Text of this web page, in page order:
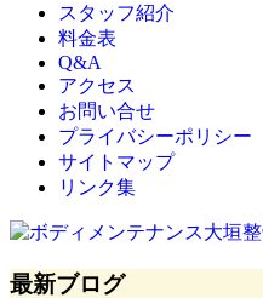
スタッフ紹介
料金表
Q&A
アクセス
お問い合せ
プライバシーポリシー
サイトマップ
リンク集
最新ブログ